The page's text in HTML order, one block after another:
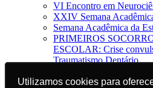
Utilizamos cookies para
Utilizamos cookies para
VI Encontro em
XXIV Semana
Semana Acadêmica da
PRIMEIROS
ESCOLAR: Crise
Traumatismo Dentário
Jornal da Unisc